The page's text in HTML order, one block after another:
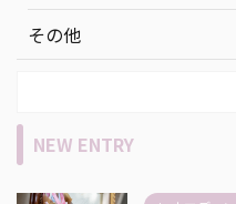
その他
NEW ENTRY